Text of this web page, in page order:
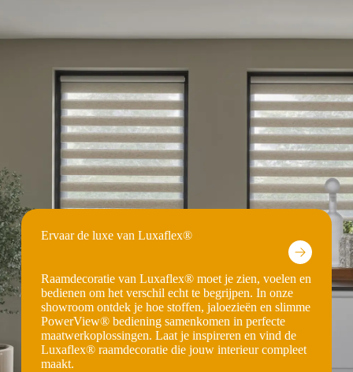
Ervaar de luxe van Luxaflex®
Raamdecoratie van Luxaflex® moet je zien, voelen en
bedienen om het verschil echt te begrijpen. In onze
showroom ontdek je hoe stoffen, jaloezieën en slimme
PowerView® bediening samenkomen in perfecte
maatwerkoplossingen. Laat je inspireren en vind de
Luxaflex® raamdecoratie die jouw interieur compleet
maakt.